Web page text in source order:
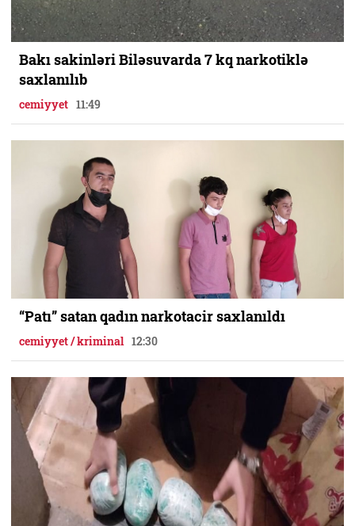
Bakı sakinləri Biləsuvarda 7 kq narkotiklə
saxlanılıb
cemiyyet 11:49
“Patı” satan qadın narkotacir saxlanıldı
cemiyyet / kriminal 12:30